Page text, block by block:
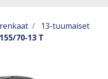
13-tuumaiset
70-13 T